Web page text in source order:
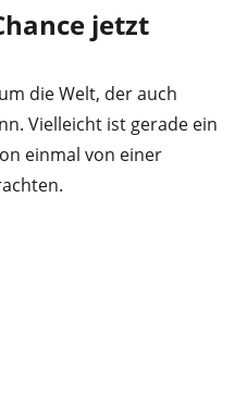
jetzt
die Welt, der auch
Vielleicht ist gerade ein
einmal von einer